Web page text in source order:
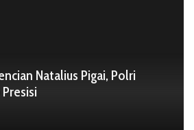
Natalius Pigai, Polri